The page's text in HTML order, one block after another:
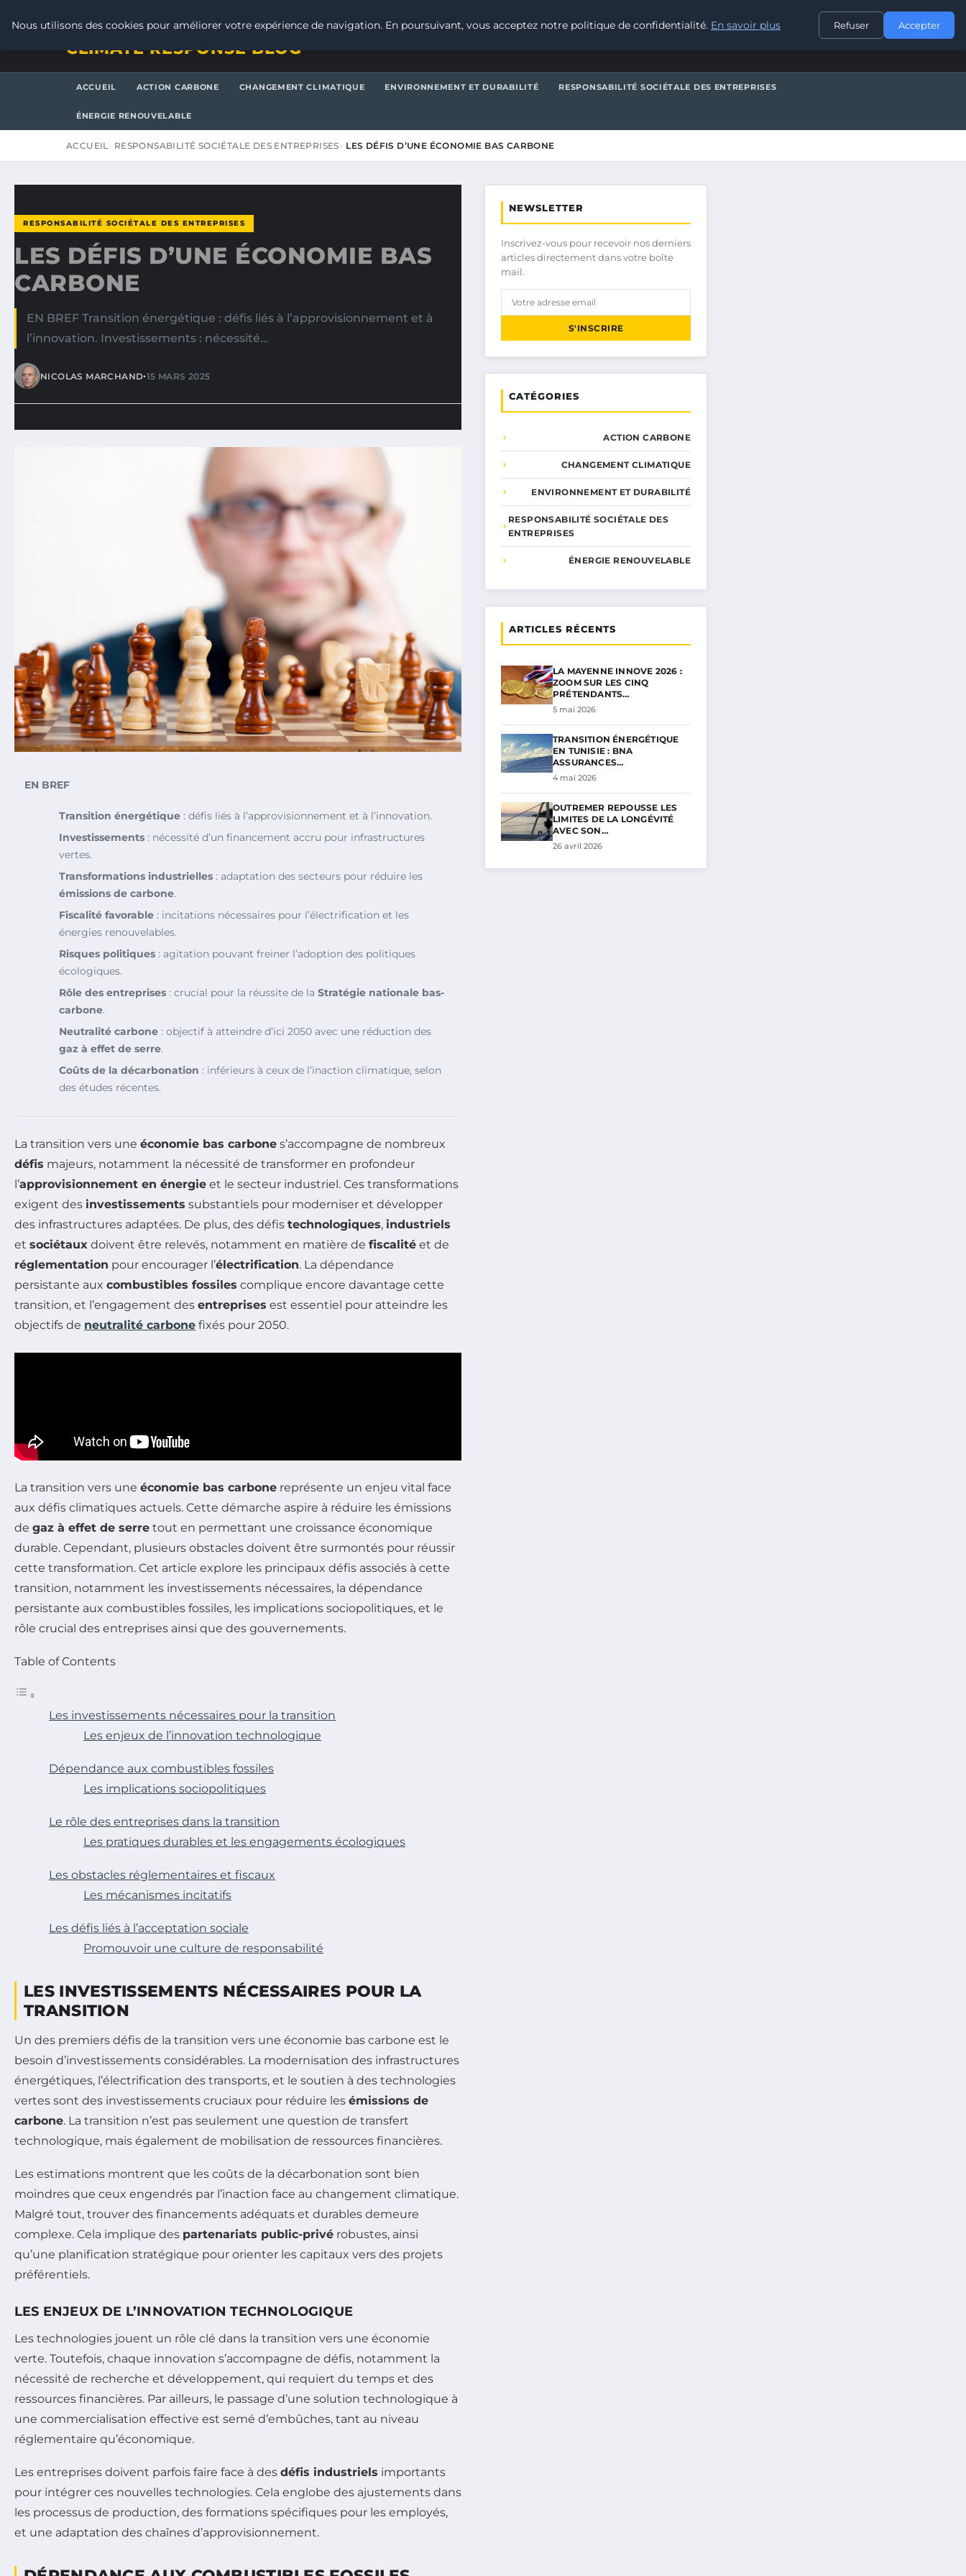
CONTACT
CLIMATE RESPONSE BLOG
ACCUEIL ACTION CARBONE CHANGEMENT CLIMATIQUE ENVIRONNEMENT ET DURABILITÉ RESPONSABILITÉ SOCIÉTALE DES ENTREPRISES
ÉNERGIE RENOUVELABLE
ACCUEIL RESPONSABILITÉ SOCIÉTALE DES ENTREPRISES LES DÉFIS D’UNE ÉCONOMIE BAS CARBONE
RESPONSABILITÉ SOCIÉTALE DES ENTREPRISES
LES DÉFIS D’UNE ÉCONOMIE BAS
CARBONE
EN BREF Transition énergétique : défis liés à l’approvisionnement et à
l’innovation. Investissements : nécessité…
NICOLAS MARCHAND•15 MARS 2025
EN BREF
Transition énergétique : défis liés à l’approvisionnement et à l’innovation.
Investissements : nécessité d’un financement accru pour infrastructures
vertes.
Transformations industrielles : adaptation des secteurs pour réduire les
émissions de carbone.
Fiscalité favorable : incitations nécessaires pour l’électrification et les
énergies renouvelables.
Risques politiques : agitation pouvant freiner l’adoption des politiques
écologiques.
Rôle des entreprises : crucial pour la réussite de la Stratégie nationale bas-
carbone.
Neutralité carbone : objectif à atteindre d’ici 2050 avec une réduction des
gaz à effet de serre.
Coûts de la décarbonation : inférieurs à ceux de l’inaction climatique, selon
des études récentes.
La transition vers une économie bas carbone s’accompagne de nombreux
défis majeurs, notamment la nécessité de transformer en profondeur
l’approvisionnement en énergie et le secteur industriel. Ces transformations
exigent des investissements substantiels pour moderniser et développer
des infrastructures adaptées. De plus, des défis technologiques, industriels
et sociétaux doivent être relevés, notamment en matière de fiscalité et de
réglementation pour encourager l’électrification. La dépendance
persistante aux combustibles fossiles complique encore davantage cette
transition, et l’engagement des entreprises est essentiel pour atteindre les
objectifs de neutralité carbone fixés pour 2050.
La transition vers une économie bas carbone représente un enjeu vital face
aux défis climatiques actuels. Cette démarche aspire à réduire les émissions
de gaz à effet de serre tout en permettant une croissance économique
durable. Cependant, plusieurs obstacles doivent être surmontés pour réussir
cette transformation. Cet article explore les principaux défis associés à cette
transition, notamment les investissements nécessaires, la dépendance
persistante aux combustibles fossiles, les implications sociopolitiques, et le
rôle crucial des entreprises ainsi que des gouvernements.
Table of Contents
Les investissements nécessaires pour la transition
Les enjeux de l’innovation technologique
Dépendance aux combustibles fossiles
Les implications sociopolitiques
Le rôle des entreprises dans la transition
Les pratiques durables et les engagements écologiques
Les obstacles réglementaires et fiscaux
Les mécanismes incitatifs
Les défis liés à l’acceptation sociale
Promouvoir une culture de responsabilité
LES INVESTISSEMENTS NÉCESSAIRES POUR LA
TRANSITION
Un des premiers défis de la transition vers une économie bas carbone est le
besoin d’investissements considérables. La modernisation des infrastructures
énergétiques, l’électrification des transports, et le soutien à des technologies
vertes sont des investissements cruciaux pour réduire les émissions de
carbone. La transition n’est pas seulement une question de transfert
technologique, mais également de mobilisation de ressources financières.
Les estimations montrent que les coûts de la décarbonation sont bien
moindres que ceux engendrés par l’inaction face au changement climatique.
Malgré tout, trouver des financements adéquats et durables demeure
complexe. Cela implique des partenariats public-privé robustes, ainsi
qu’une planification stratégique pour orienter les capitaux vers des projets
préférentiels.
LES ENJEUX DE L’INNOVATION TECHNOLOGIQUE
Les technologies jouent un rôle clé dans la transition vers une économie
verte. Toutefois, chaque innovation s’accompagne de défis, notamment la
nécessité de recherche et développement, qui requiert du temps et des
ressources financières. Par ailleurs, le passage d’une solution technologique à
une commercialisation effective est semé d’embûches, tant au niveau
réglementaire qu’économique.
Les entreprises doivent parfois faire face à des défis industriels importants
pour intégrer ces nouvelles technologies. Cela englobe des ajustements dans
les processus de production, des formations spécifiques pour les employés,
et une adaptation des chaînes d’approvisionnement.
NEWSLETTER
Inscrivez-vous pour recevoir nos derniers
articles directement dans votre boîte
mail.
S'INSCRIRE
CATÉGORIES
ACTION CARBONE
CHANGEMENT CLIMATIQUE
ENVIRONNEMENT ET DURABILITÉ
RESPONSABILITÉ SOCIÉTALE DES
ENTREPRISES
ÉNERGIE RENOUVELABLE
ARTICLES RÉCENTS
LA MAYENNE INNOVE 2026 :
ZOOM SUR LES CINQ
PRÉTENDANTS…
5 mai 2026
TRANSITION ÉNERGÉTIQUE
EN TUNISIE : BNA
ASSURANCES…
4 mai 2026
OUTREMER REPOUSSE LES
LIMITES DE LA LONGÉVITÉ
AVEC SON…
26 avril 2026
Nous utilisons des cookies pour améliorer votre expérience de navigation. En poursuivant, vous acceptez notre politique de confidentialité. En savoir plus Refuser Accepter